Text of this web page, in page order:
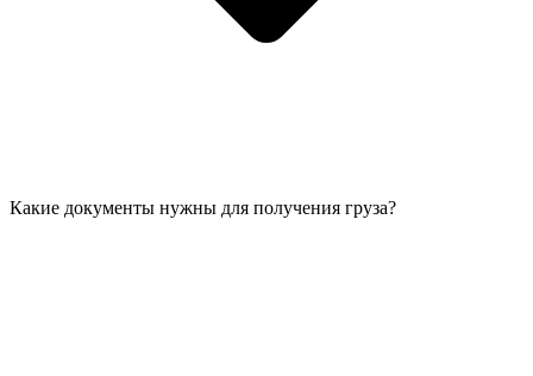
Какие документы нужны для получения груза?